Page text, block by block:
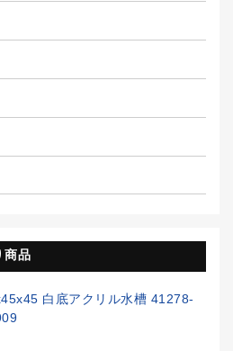
商品
白底アクリル水槽 41278-